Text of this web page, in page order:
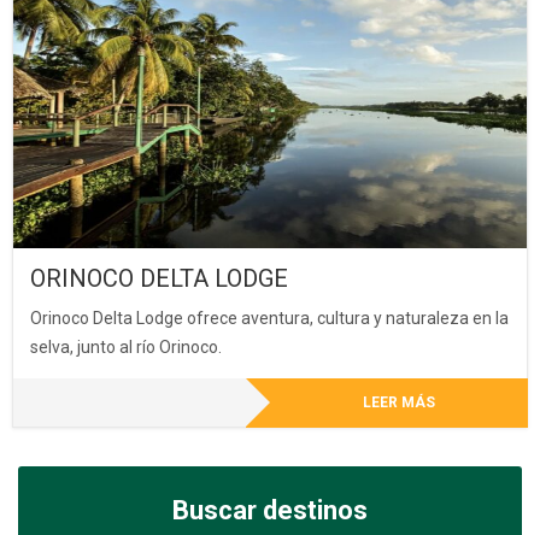
ORINOCO DELTA LODGE
Orinoco Delta Lodge ofrece aventura, cultura y naturaleza en la
selva, junto al río Orinoco.
LEER MÁS
Buscar destinos